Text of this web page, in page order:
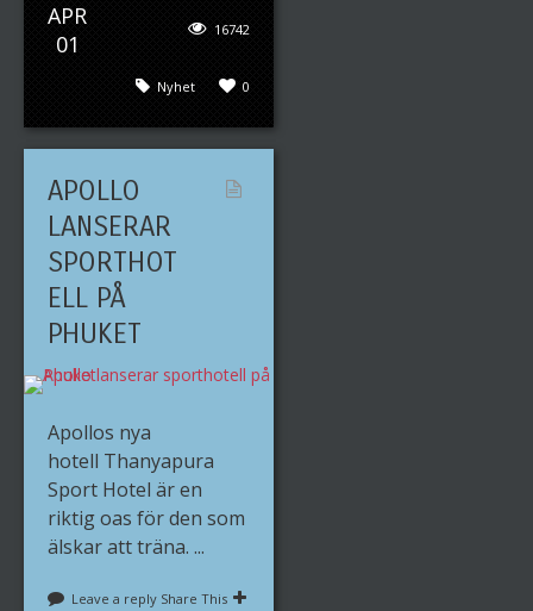
APR
01
16742
0
Nyhet
APOLLO
LANSERAR
SPORTHOT
ELL PÅ
PHUKET
Apollos nya
hotell Thanyapura
Sport Hotel är en
riktig oas för den som
älskar att träna. ...
Leave a reply Share This